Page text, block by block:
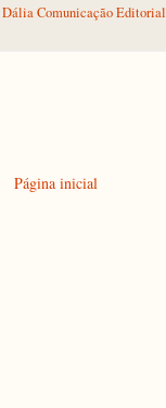
Dália Comunicação Editorial
Página inicial